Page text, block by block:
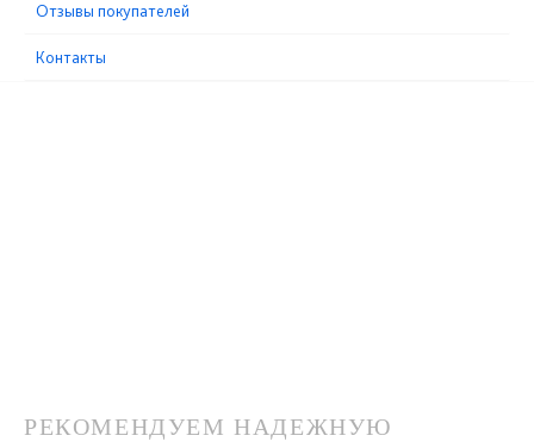
Отзывы покупателей
Контакты
РЕКОМЕНДУЕМ НАДЕЖНУЮ